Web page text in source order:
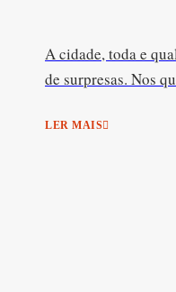
A cidade, toda e
de surpresas. Nos
LER MAIS